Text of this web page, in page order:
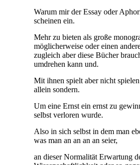
Warum mir der Essay oder
scheinen ein.
Mehr zu bieten als große
möglicherweise oder einen
zugleich aber diese Bücher
umdrehen kann und.
Mit ihnen spielt aber nicht
allein sondern.
Um eine Ernst ein ernst zu
selbst verloren wurde.
Also in sich selbst in dem man
was man an an an an seier,
an dieser Normalität Erwartung